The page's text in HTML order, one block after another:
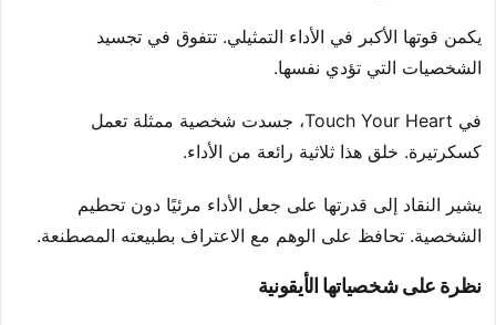
يكمن قوتها الأكبر في الأداء التمثيلي. تتفوق في تجسيد
الشخصيات التي تؤدي نفسها.
في Touch Your Heart، جسدت شخصية ممثلة تعمل
كسكرتيرة. خلق هذا ثلاثية رائعة من الأداء.
يشير النقاد إلى قدرتها على جعل الأداء مرئيًا دون تحطيم
الشخصية. تحافظ على الوهم مع الاعتراف بطبيعته المصطنعة.
نظرة على شخصياتها الأيقونية